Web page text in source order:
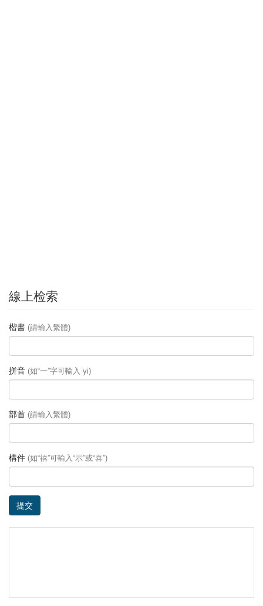
線上检索
楷書 (請輸入繁體)
拼音 (如“一”字可輸入 yi)
部首 (請輸入繁體)
構件 (如“禧”可輸入“示”或“喜”)
提交